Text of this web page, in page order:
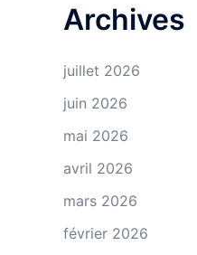
Archives
juillet 2026
juin 2026
mai 2026
avril 2026
mars 2026
février 2026